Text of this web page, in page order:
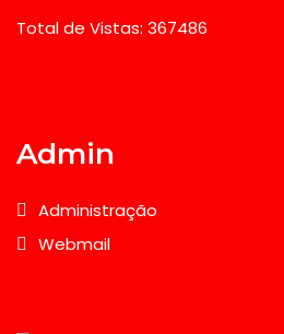
Total de Vistas: 367486
Admin
Administração
Webmail